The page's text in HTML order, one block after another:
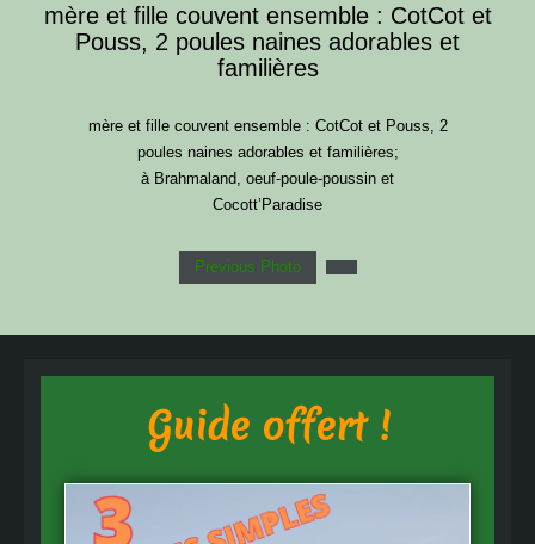
mère et fille couvent ensemble : CotCot et
Pouss, 2 poules naines adorables et
familières
mère et fille couvent ensemble : CotCot et Pouss, 2
poules naines adorables et familières;
à Brahmaland, oeuf-poule-poussin et
Cocott’Paradise
Previous Photo
Guide offert !